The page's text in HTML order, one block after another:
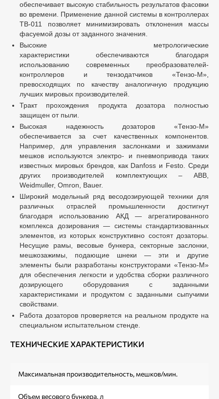
обеспечивает высокую стабильность результатов фасовки
во времени. Применение данной системы в контроллерах
ТВ-011 позволяет минимизировать отклонения массы
фасуемой дозы от заданного значения.
Высокие метрологические
характеристики обеспечиваются благодаря
использованию современных преобразователей-
контроллеров и тензодатчиков «Тензо-М»,
превосходящих по качеству аналогичную продукцию
лучших мировых производителей.
Тракт прохождения продукта дозатора полностью
защищен от пыли.
Высокая надежность дозаторов «Тензо-М»
обеспечивается за счет качественных компонентов
Например, для управления заслонками и зажимами
мешков используются электро- и пневмопривода таких
известных мировых брендов, как Danfoss и Festo. Среди
других производителей комплектующих – ABB,
Weidmuller, Omron, Bauer.
Широкий модельный ряд весодозирующей техники для
различных отраслей промышленности достигнут
благодаря использованию АКД — агрегатированного
комплекса дозирования — системы стандартизованных
элементов, из которых конструктивно состоят дозаторы.
Несущие рамы, весовые бункера, секторные заслонки,
мешкозажимы, подающие шнеки — эти и другие
элементы были разработаны конструкторами «Тензо-М»
для обеспечения легкости и удобства сборки различного
дозирующего оборудования с заданными
характеристиками и продуктом с заданными сыпучими
свойствами.
Работа дозаторов проверяется на реальном продукте на
специальном испытательном стенде.
ТЕХНИЧЕСКИЕ ХАРАКТЕРИСТИКИ
Максимальная производительность, мешков/мин.
Объем весового бункера, л